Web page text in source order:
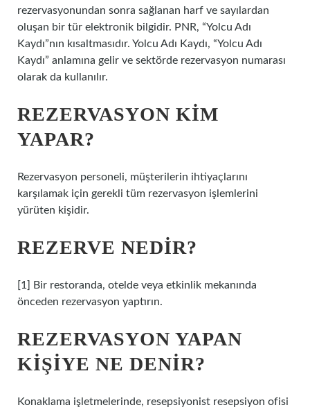
rezervasyonundan sonra sağlanan harf ve sayılardan
oluşan bir tür elektronik bilgidir. PNR, “Yolcu Adı
Kaydı”nın kısaltmasıdır. Yolcu Adı Kaydı, “Yolcu Adı
Kaydı” anlamına gelir ve sektörde rezervasyon numarası
olarak da kullanılır.
REZERVASYON KIM
YAPAR?
Rezervasyon personeli, müşterilerin ihtiyaçlarını
karşılamak için gerekli tüm rezervasyon işlemlerini
yürüten kişidir.
REZERVE NEDIR?
[1] Bir restoranda, otelde veya etkinlik mekanında
önceden rezervasyon yaptırın.
REZERVASYON YAPAN
KIŞIYE NE DENIR?
Konaklama işletmelerinde, resepsiyonist resepsiyon ofisi